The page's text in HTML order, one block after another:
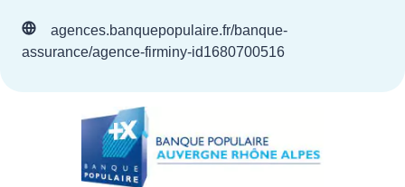
agences.banquepopulaire.fr/banque-
assurance/agence-firminy-id1680700516